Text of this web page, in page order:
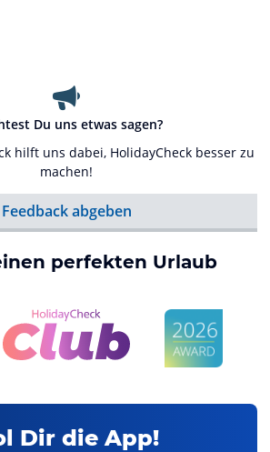
Du uns etwas sagen?
hilft uns dabei, HolidayCheck besser zu
machen!
Feedback abgeben
perfekten Urlaub
Dir die App!